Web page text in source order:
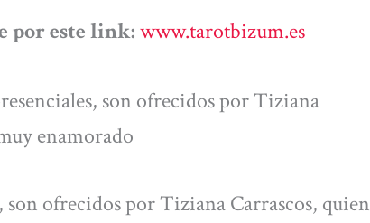
por este link:www.tarotbizum.es
son ofrecidos por Tiziana
enamorado
son ofrecidos por Tiziana Carrascos, quien